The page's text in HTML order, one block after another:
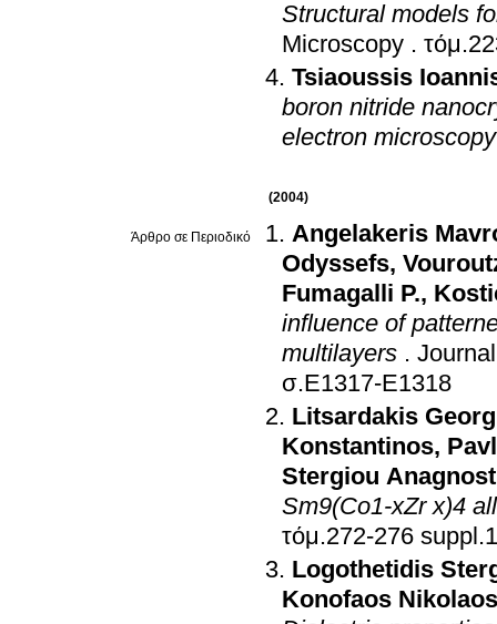
Structural models
Microscopy .
Tsiaoussis
boron nitride
electron microscopy
(2004)
Άρθρο σε Περιοδικό
Angelakeris
Odyssefs,
Fumagalli P.,
influence of
multilayers .
σ.E1317-E1318
Litsardakis
Konstantinos,
Stergiou
Sm9(Co1-xZr x)4
Logothetidis
Konofaos Nikolaos